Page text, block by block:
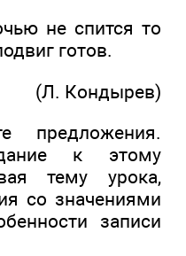
не спится то
готов.
(Л. Кондырев)
предложения.
к этому
тему урока,
со значениями
записи